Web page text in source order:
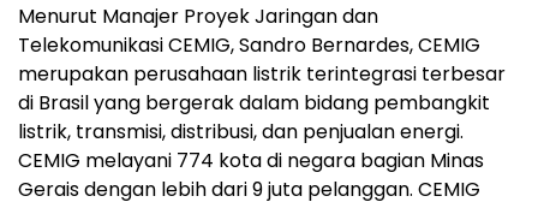
Menurut Manajer Proyek Jaringan dan
Telekomunikasi CEMIG, Sandro Bernardes, CEMIG
merupakan perusahaan listrik terintegrasi terbesar
di Brasil yang bergerak dalam bidang pembangkit
listrik, transmisi, distribusi, dan penjualan energi.
CEMIG melayani 774 kota di negara bagian Minas
Gerais dengan lebih dari 9 juta pelanggan. CEMIG